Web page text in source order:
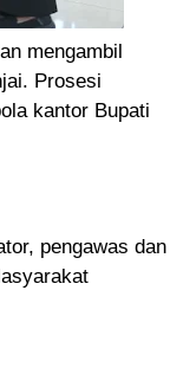
mengambil
Prosesi
kantor Bupati
pengawas dan